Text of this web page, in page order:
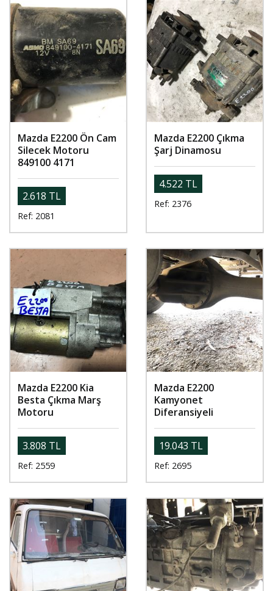
Mazda E2200 Ön Cam
Silecek Motoru
849100 4171
2.618 TL
Ref: 2081
Mazda E2200 Çıkma
Şarj Dinamosu
4.522 TL
Ref: 2376
Mazda E2200 Kia
Besta Çıkma Marş
Motoru
3.808 TL
Ref: 2559
Mazda E2200
Kamyonet
Diferansiyeli
19.043 TL
Ref: 2695